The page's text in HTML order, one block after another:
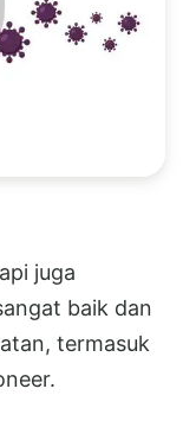
juga
baik dan
termasuk